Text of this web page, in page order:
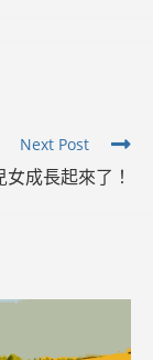
Next Post
成長起來了！